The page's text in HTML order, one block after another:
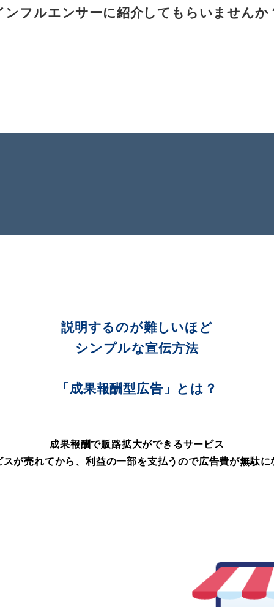
ンフルエンサーに紹介してもらいませんか
説明するのが難しいほど
シンプルな宣伝方法
「成果報酬型広告」とは？
成果報酬で販路拡大ができるサービス
スが売れてから、利益の一部を支払うので広告費が無駄に